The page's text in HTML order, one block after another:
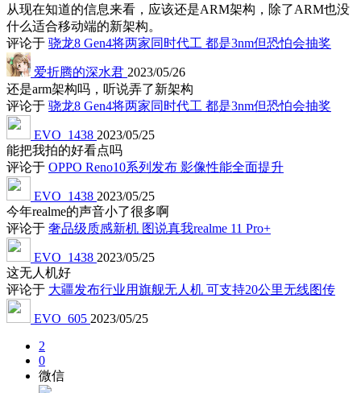
从现在知道的信息来看，应该还是ARM架构，除了ARM也没
什么适合移动端的新架构。
评论于 骁龙8 Gen4将两家同时代工 都是3nm但恐怕会抽奖
爱折腾的深水君 2023/05/26
还是arm架构吗，听说弄了新架构
评论于 骁龙8 Gen4将两家同时代工 都是3nm但恐怕会抽奖
EVO_1438 2023/05/25
能把我拍的好看点吗
评论于 OPPO Reno10系列发布 影像性能全面提升
EVO_1438 2023/05/25
今年realme的声音小了很多啊
评论于 奢品级质感新机 图说真我realme 11 Pro+
EVO_1438 2023/05/25
这无人机好
评论于 大疆发布行业用旗舰无人机 可支持20公里无线图传
EVO_605 2023/05/25
2
0
微信